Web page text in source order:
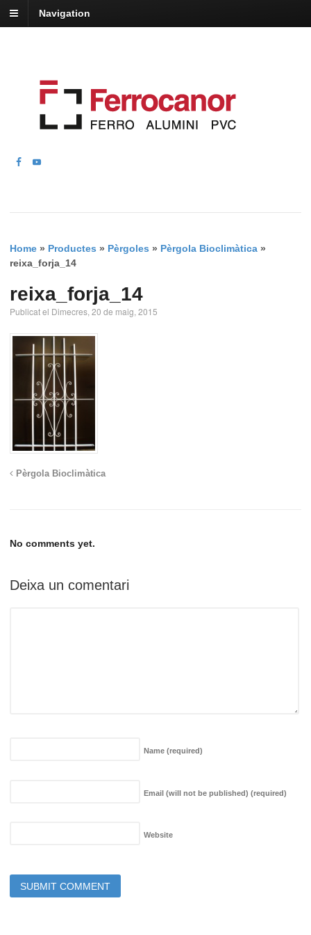
Navigation
Home » Productes » Pèrgoles » Pèrgola Bioclimàtica »
reixa_forja_14
reixa_forja_14
Publicat el Dimecres, 20 de maig, 2015
Pèrgola Bioclimàtica
No comments yet.
Deixa un comentari
Name (required)
Email (will not be published) (required)
Website